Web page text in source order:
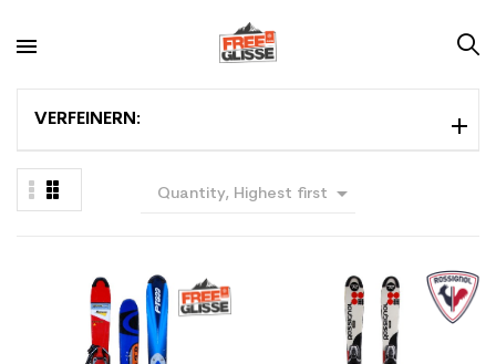
VERFEINERN:
Quantity, Highest first 